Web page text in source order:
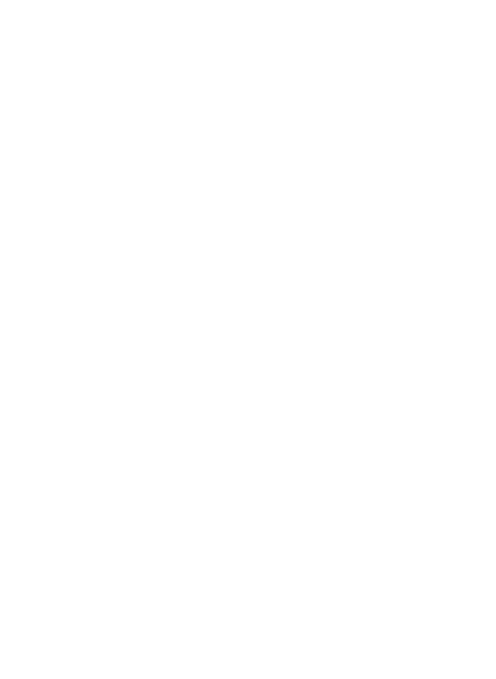
Swansong - Awakening